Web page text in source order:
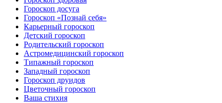
Гороскоп досуга
Гороскоп «Познай себя»
Карьерный гороскоп
Детский гороскоп
Родительский гороскоп
Астромедицинский гороскоп
Типажный гороскоп
Западный гороскоп
Гороскоп друидов
Цветочный гороскоп
Ваша стихия